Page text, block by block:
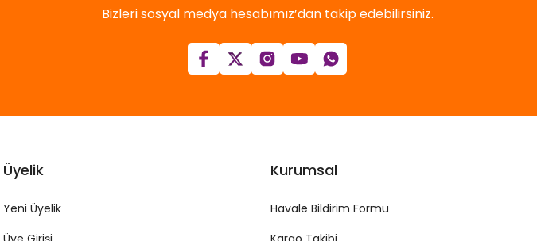
Bizleri sosyal medya hesabımız’dan takip edebilirsiniz.
Üyelik
Yeni Üyelik
Kurumsal
Havale Bildirim Formu